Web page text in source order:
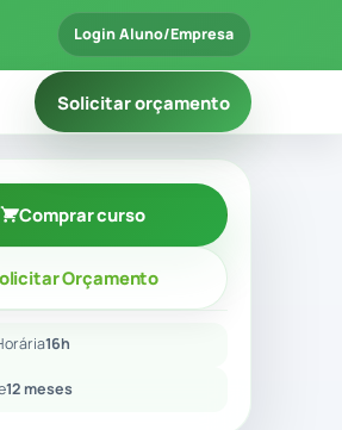
Login Aluno/Empresa
Solicitar orçamento
Comprar curso
Orçamento
16h
12 meses